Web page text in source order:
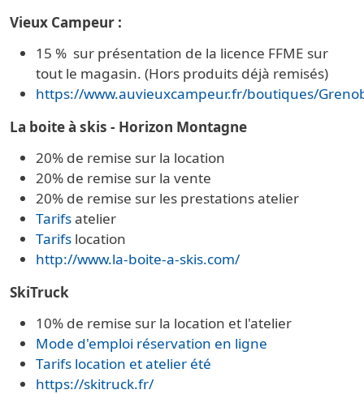
Vieux Campeur :
15 % sur présentation de la licence FFME sur
tout le magasin. (Hors produits déjà remisés)
https://www.auvieuxcampeur.fr/boutiques/
La boite à skis - Horizon Montagne
20% de remise sur la location
20% de remise sur la vente
20% de remise sur les prestations atelier
Tarifsatelier
Tarifs location
http://www.la-boite-a-skis.com/
SkiTruck
10% de remise sur la location et l'atelier
Mode d'emploi réservation en ligne
Tarifs location et atelier été
https://skitruck.fr/